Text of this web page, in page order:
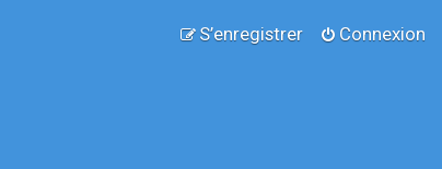
Connexion
S’enregistrer